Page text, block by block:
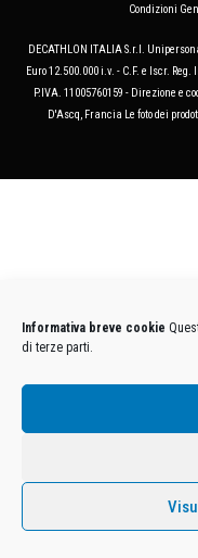
Informativa breve cookie
di terze parti.
Condizioni
DECATHLON ITALIA S.r.l.
Euro 12.500.000 i.v. - C.F. e Iscr.
P.IVA. 11005760159 - Direzione e
D'Ascq, Francia Le foto dei